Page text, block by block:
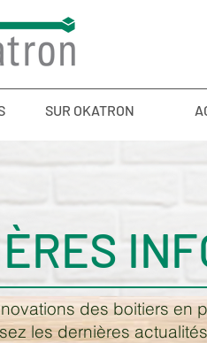
SUR OKATRON
des boitiers en
les dernières